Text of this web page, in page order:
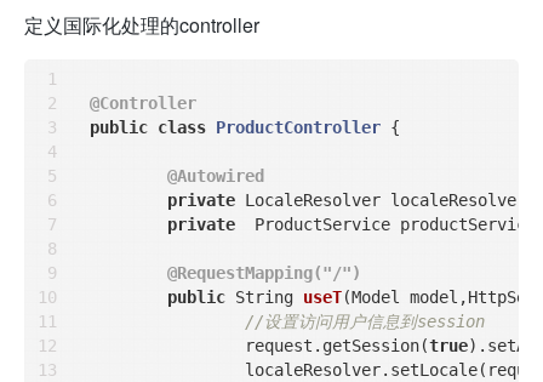
定义国际化处理的controller
@Controller
public class ProductController {
@Autowired
private LocaleResolver localeResolver;
private
ProductService
@RequestMapping("/")
public String useT(Model
//设置访问用户信息到session
		request.getSession(
true